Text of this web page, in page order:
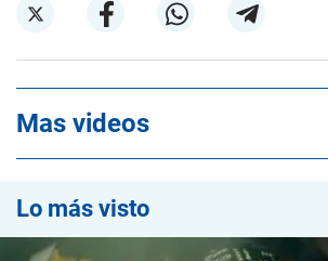
Mas videos
Lo más visto